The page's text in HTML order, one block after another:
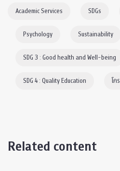
Academic Services SDGs
Psychology Sustainability
SDG 3 : Good health and Well-being
SDG 4 : Quality Education โค
Related content